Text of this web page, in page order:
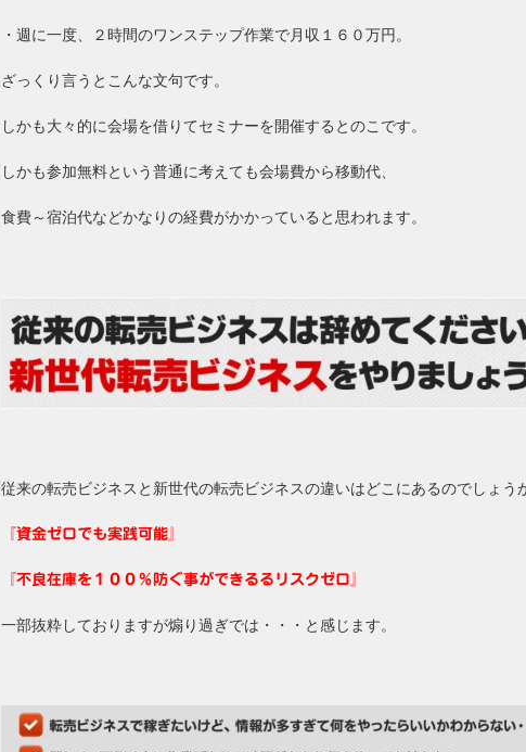
・週に一度、２時間のワンステップ作業で月収１６０万円。
ざっくり言うとこんな文句です。
しかも大々的に会場を借りてセミナーを開催するとのこです。
しかも参加無料という普通に考えても会場費から移動代、
食費～宿泊代などかなりの経費がかかっていると思われます。
従来の転売ビジネスと新世代の転売ビジネスの違いはどこにあるのでしょう
『資金ゼロでも実践可能』
『不良在庫を１００％防ぐ事ができるるリスクゼロ』
一部抜粋しておりますが煽り過ぎでは・・・と感じます。